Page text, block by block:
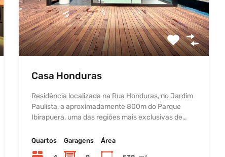
Casa Honduras
Residência localizada na Rua Honduras, no Jardim
Paulista, a aproximadamente 800m do Parque
Ibirapuera, uma das regiões mais exclusivas de…
Quartos Garagens Área